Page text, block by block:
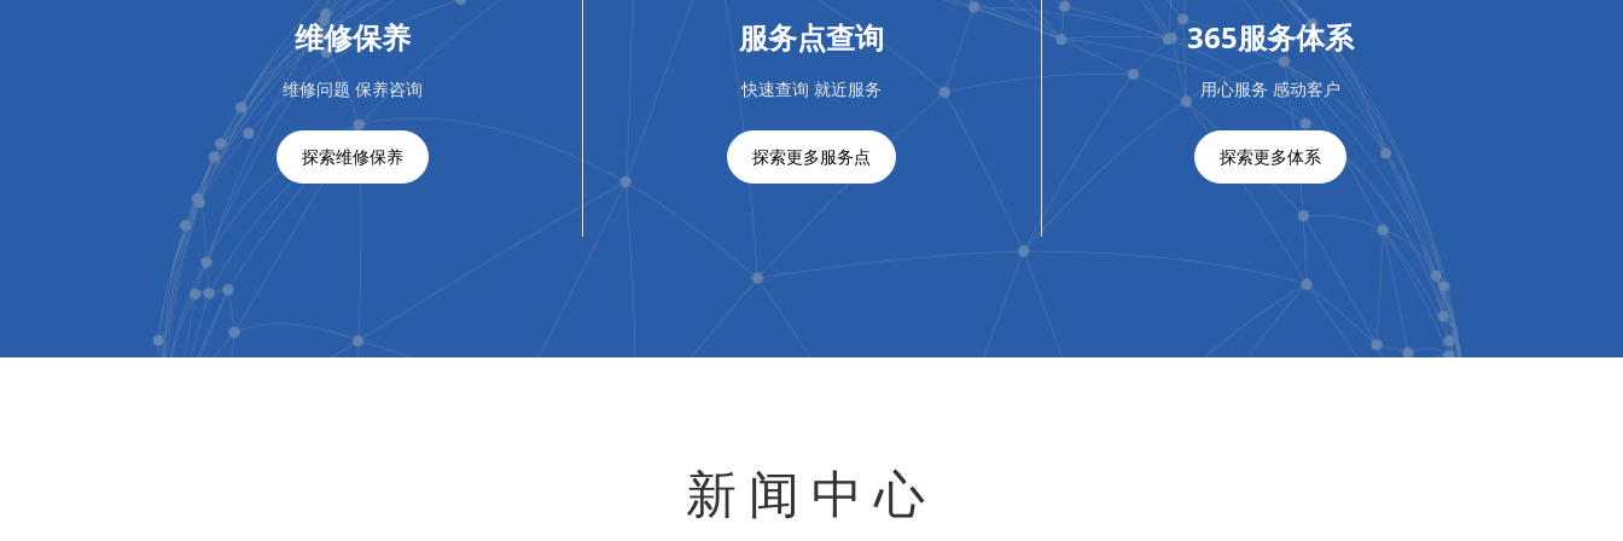
维修保养
维修问题 保养咨询
探索维修保养
服务点查询
快速查询 就近服务
探索更多服务点
365服务体系
用心服务 感动客户
探索更多体系
新闻中心